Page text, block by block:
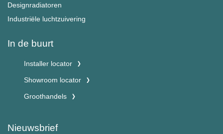
Designradiatoren
Industriële luchtzuivering
In de buurt
Installer locator
Showroom locator
Groothandels
Nieuwsbrief